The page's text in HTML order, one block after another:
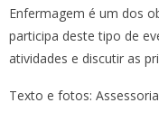
Enfermagem é um dos
participa deste tipo de
atividades e discutir as
Texto e fotos: